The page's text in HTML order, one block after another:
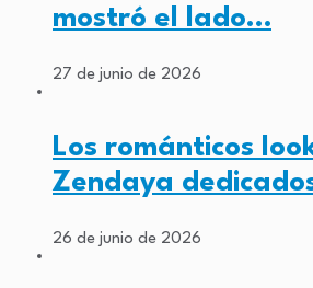
mostró el lado…
27 de junio de 2026
Los románticos
Zendaya
26 de junio de 2026